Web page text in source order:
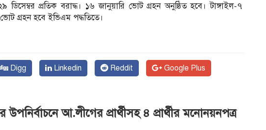
ডিসেম্বর প্রতিক বরাদ্ধ। ১৬ জানুয়ারি ভোট গ্রহন অনুষ্ঠিত হবে। টাঙ্গাইল-৭
গ্রহন হবে ইভিএম পদ্ধতিতে।
Digg Linkedin Reddit Google Plus
আ.লীগের প্রার্থীসহ ৪ প্রার্থীর মনোনয়নপত্র